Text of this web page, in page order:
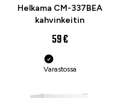
Helkama CM-337BEA
kahvinkeitin
59 €
Varastossa